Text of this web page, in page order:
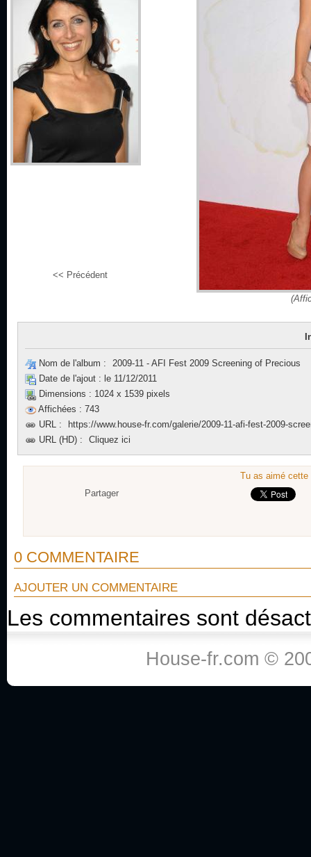
<< Précédent
Nom de l'album :
2009-11 - AFI Fest 2009 Screening of Precious
Date de l'ajout : le 11/12/2011
Dimensions : 1024 x 1539 pixels
Affichées : 743
URL :
https://www.house-fr.com/galerie/2009-11-afi-fest-2009-
URL (HD) :
Cliquez ici
Tu as aimé
Partager
0 COMMENTAIRE
AJOUTER UN COMMENTAIRE
Les commentaires sont
House-fr.com ©